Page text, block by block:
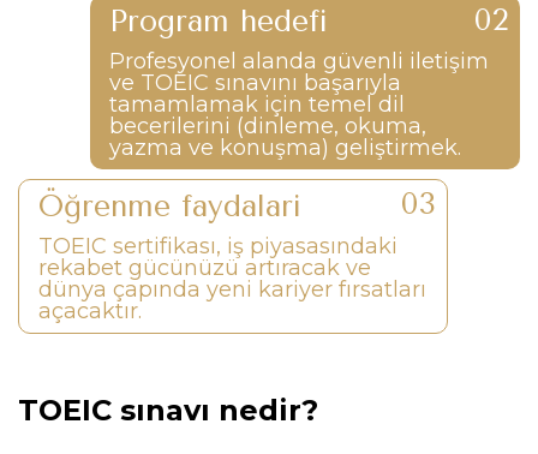
Program hedefi
Profesyonel alanda güvenli iletişim
ve TOEIC sınavını başarıyla
tamamlamak için temel dil
becerilerini (dinleme, okuma,
yazma ve konuşma) geliştirmek.
Öğrenme faydaları
TOEIC sertifikası, iş piyasasındaki
rekabet gücünüzü artıracak ve
dünya çapında yeni kariyer fırsatları
açacaktır.
TOEIC sınavı nedir?